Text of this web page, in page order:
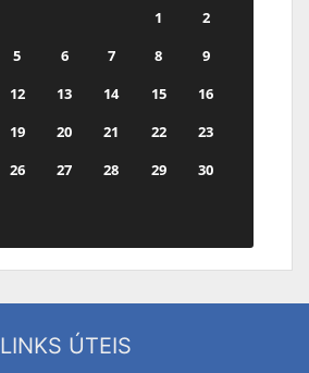
1
2
5 6 7 8
9
12 13 14 15
16
19 20 21 22
23
26 27 28 29
30
LINKS ÚTEIS